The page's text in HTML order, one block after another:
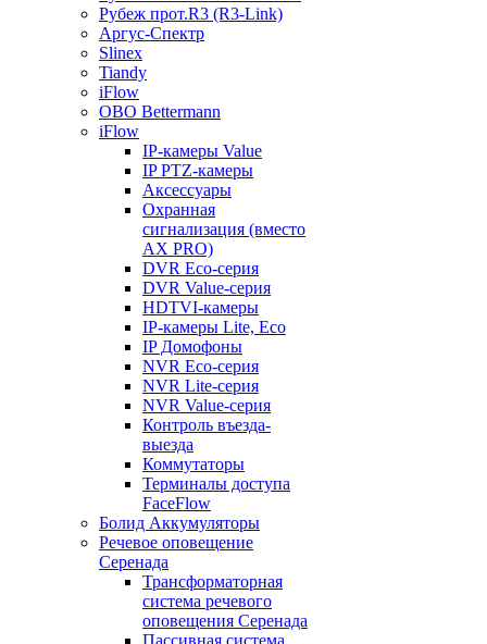
Рубеж прот.R3 (R3-Link)
Аргус-Спектр
Slinex
Tiandy
iFlow
OBO Bettermann
iFlow
IP-камеры Value
IP PTZ-камеры
Аксессуары
Охранная
сигнализация (вместо
AX PRO)
DVR Eco-серия
DVR Value-серия
HDTVI-камеры
IP-камеры Lite, Eco
IP Домофоны
NVR Eco-серия
NVR Lite-серия
NVR Value-серия
Контроль въезда-
выезда
Коммутаторы
Терминалы доступа
FaceFlow
Болид Аккумуляторы
Речевое оповещение
Серенада
Трансформаторная
система речевого
оповещения Серенада
Пассивная система